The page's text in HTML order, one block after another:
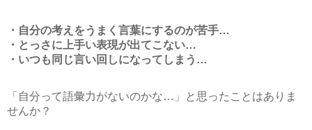
・自分の考えをうまく言葉にするのが苦手…
・とっさに上手い表現が出てこない…
・いつも同じ言い回しになってしまう…
「自分って語彙力がないのかな…」と思ったことはありま
せんか？